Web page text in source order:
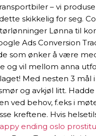
– vi
skikkelig for seg.
Lønna til
Ads Conversion
som ønker å være
og vil mellom anna
Med nesten 3 mål
og avkjøl litt.
ved behov, f.eks i
kreftene. Hvis
ending oslo